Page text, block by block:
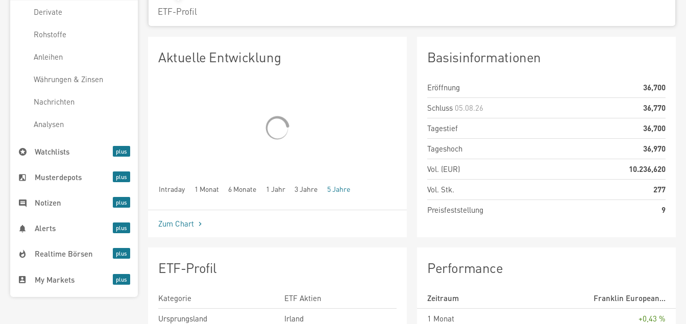
Derivate
Rohstoffe
Anleihen
Währungen & Zinsen
Nachrichten
Analysen
Watchlists
Musterdepots
Notizen
Alerts
Realtime Börsen
My Markets
ETF-Profil
Aktuelle Entwicklung
Intraday 1 Monat 6 Monate 1 Jahr 3 Jahre 5 Jahre
seit Beginn
Zum Chart
Basisinformationen
Eröffnung
36,700
Schluss 05.08.26
36,770
Tagestief
36,700
Tageshoch
36,970
Vol. (EUR)
10.236,620
Vol. Stk.
277
Preisfeststellung
9
ETF-Profil
Kategorie
ETF Aktien
Ursprungsland
Irland
Performance
Zeitraum
Franklin European...
1 Monat
+0,43 %